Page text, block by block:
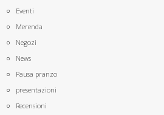
Eventi
Merenda
Negozi
News
Pausa pranzo
presentazioni
Recensioni